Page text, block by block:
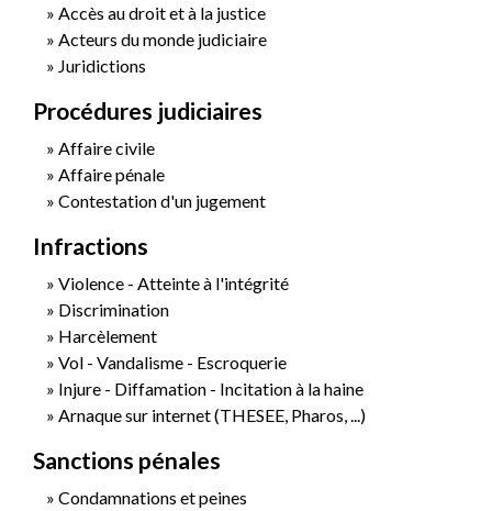
Accès au droit et à la justice
Acteurs du monde judiciaire
Juridictions
Procédures judiciaires
Affaire civile
Affaire pénale
Contestation d'un jugement
Infractions
Violence - Atteinte à l'intégrité
Discrimination
Harcèlement
Vol - Vandalisme - Escroquerie
Injure - Diffamation - Incitation à la haine
Arnaque sur internet (THESEE, Pharos, ...)
Sanctions pénales
Condamnations et peines